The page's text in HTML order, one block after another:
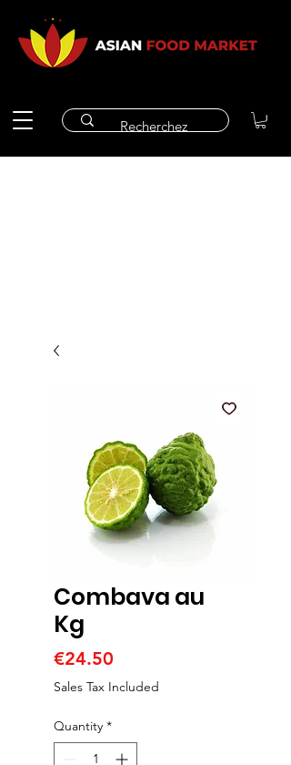
Combava au
Kg
€24.50
Sales Tax Included
Quantity *